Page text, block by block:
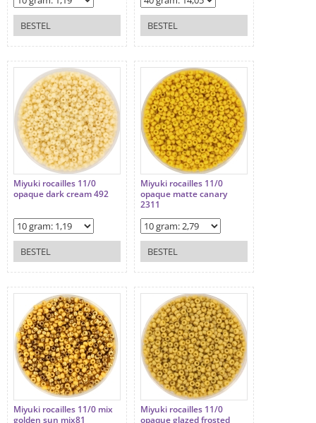
BESTEL BESTEL
Miyuki rocailles 11/0
opaque dark cream 492
BESTEL
Miyuki rocailles 11/0
opaque matte canary
2311
BESTEL
Miyuki rocailles 11/0 mix
golden sun mix81
Miyuki rocailles 11/0
opaque glazed frosted